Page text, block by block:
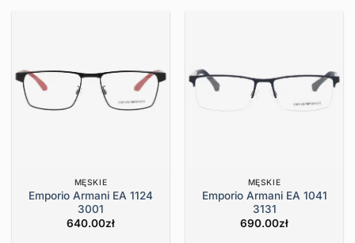
MĘSKIE
Emporio Armani EA 1124
3001
640.00zł
MĘSKIE
Emporio Armani EA 1041
3131
690.00zł